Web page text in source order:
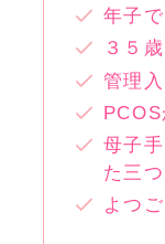
年子
３５
管理
母子
た三
よつ